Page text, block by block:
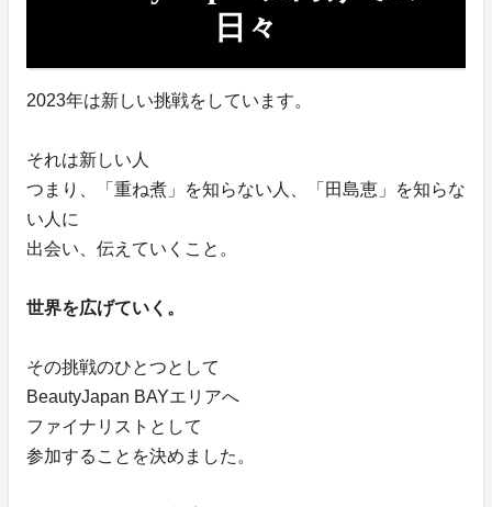
日々
2023年は新しい挑戦をしています。
それは新しい人
つまり、「重ね煮」を知らない人、「田島恵」を知らな
い人に
出会い、伝えていくこと。
世界を広げていく。
その挑戦のひとつとして
BeautyJapan BAYエリアへ
ファイナリストとして
参加することを決めました。